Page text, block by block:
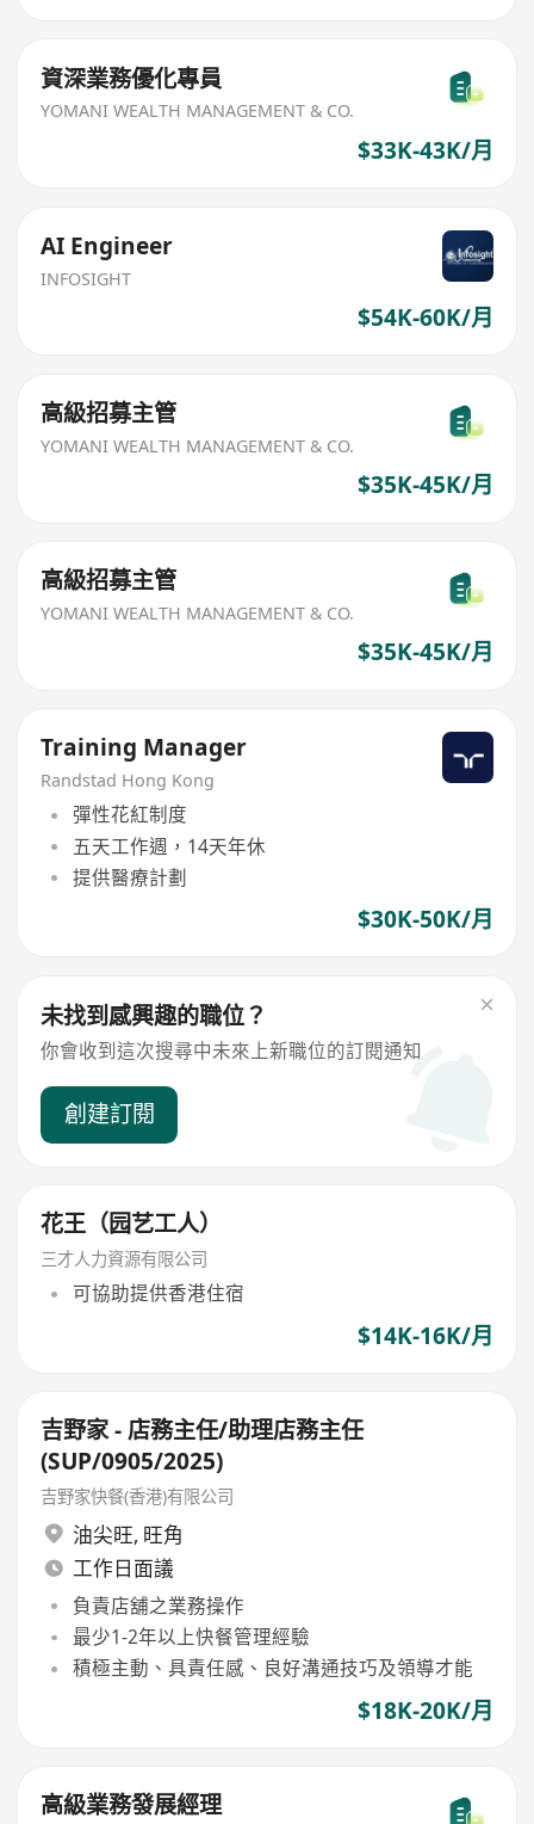
資深業務優化專員
YOMANI WEALTH MANAGEMENT & CO.
$33K-43K/月
AI Engineer
INFOSIGHT
$54K-60K/月
高級招募主管
YOMANI WEALTH MANAGEMENT & CO.
$35K-45K/月
高級招募主管
YOMANI WEALTH MANAGEMENT & CO.
$35K-45K/月
Training Manager
Randstad Hong Kong
彈性花紅制度
五天工作週，14天年休
提供醫療計劃
$30K-50K/月
未找到感興趣的職位？
你會收到這次搜尋中未來上新職位的訂閱通知
創建訂閱
花王（园艺工人）
三才人力資源有限公司
可協助提供香港住宿
$14K-16K/月
吉野家 - 店務主任/助理店務主任
(SUP/0905/2025)
吉野家快餐(香港)有限公司
油尖旺, 旺角
工作日面議
負責店舖之業務操作
最少1-2年以上快餐管理經驗
積極主動、具責任感、良好溝通技巧及領導才能
$18K-20K/月
高級業務發展經理